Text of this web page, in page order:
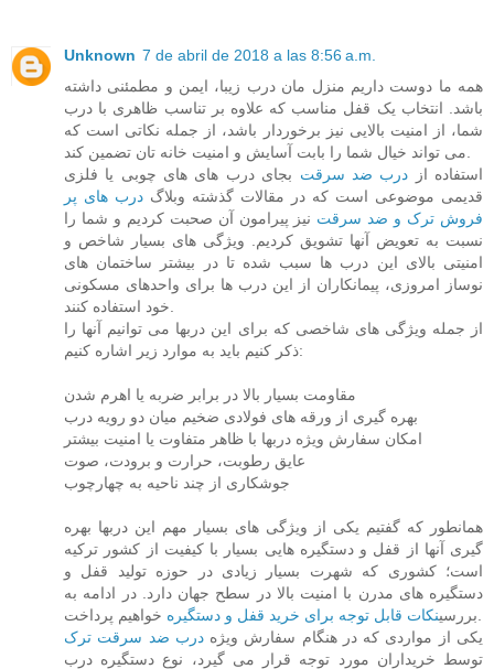
Unknown 7 de abril de 2018 a las 8:56 a.m.
همه ما دوست داریم منزل مان درب زیبا، ایمن و مطمئنی داشته
باشد. انتخاب یک قفل مناسب که علاوه بر تناسب ظاهری با درب
شما، از امنیت بالایی نیز برخوردار باشد، از جمله نکاتی است که
استفاده از درب ضد سرقت بجای درب های های چوبی یا فلزی
قدیمی موضوعی است که در مقالات گذشته وبلاگ درب های پر
فروش ترک و ضد سرقت نیز پیرامون آن صحبت کردیم و شما را
نسبت به تعویض آنها تشویق کردیم. ویژگی های بسیار شاخص و
امنیتی بالای این درب ها سبب شده تا در بیشتر ساختمان های
نوساز امروزی، پیمانکاران از این درب ها برای واحدهای مسکونی
از جمله ویژگی های شاخصی که برای این دربها می توانیم آنها را
ذکر کنیم باید به موارد زیر اشاره کنیم:
مقاومت بسیار بالا در برابر ضربه یا اهرم شدن
بهره گیری از ورقه های فولادی ضخیم میان دو رویه درب
امکان سفارش ویژه دربها با ظاهر متفاوت یا امنیت بیشتر
عایق رطوبت، حرارت و برودت، صوت
جوشکاری از چند ناحیه به چهارچوب
همانطور که گفتیم یکی از ویژگی های بسیار مهم این دربها بهره
گیری آنها از قفل و دستگیره هایی بسیار با کیفیت از کشور ترکیه
است؛ کشوری که شهرت بسیار زیادی در حوزه تولید قفل و
دستگیره های مدرن با امنیت بالا در سطح جهان دارد. در ادامه به
بررسینکات قابل توجه برای خرید قفل و دستگیره
یکی از مواردی که در هنگام سفارش ویژهدرب ضد سرقت ترک
توسط خریداران مورد توجه قرار می گیرد، نوع دستگیره درب